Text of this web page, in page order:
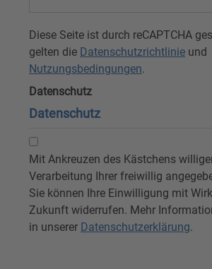
Diese Seite ist durch reCAPTCHA
gelten die Datenschutzrichtlinie und
Nutzungsbedingungen.
Datenschutz
Datenschutz
Mit Ankreuzen des Kästchens
Verarbeitung Ihrer freiwillig
Sie können Ihre Einwilligung mit
Zukunft widerrufen. Mehr
in unserer Datenschutzerklärung.